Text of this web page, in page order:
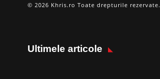
© 2026 Khris.ro Toate drepturile rezervate.
Ultimele articole